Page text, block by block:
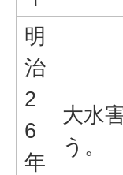
明
治
2
6
年
大水
う。